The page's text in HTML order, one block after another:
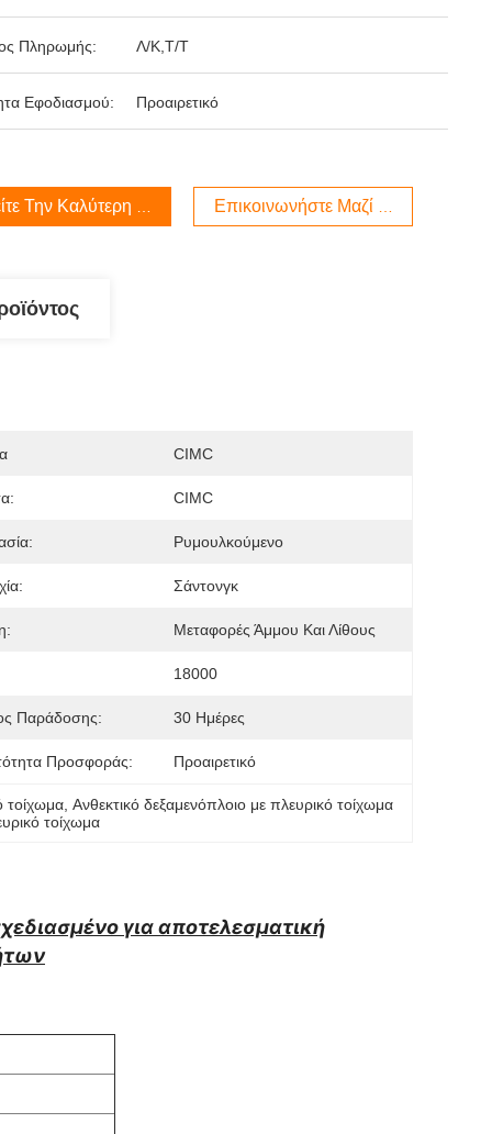
Πληρωμής: Λ/Κ,Τ/Τ
Εφοδιασμού: Προαιρετικό
Την Καλύτερη Τιμή Επικοινωνήστε Μαζί Μας
CIMC
CIMC
Ρυμουλκούμενο
Σάντονγκ
Μεταφορές Άμμου Και Λίθους
18000
Παράδοσης: 30 Ημέρες
Προσφοράς: Προαιρετικό
τοίχωμα , Ανθεκτικό δεξαμενόπλοιο με πλευρικό τοίχωμα
τοίχωμα
για αποτελεσματική